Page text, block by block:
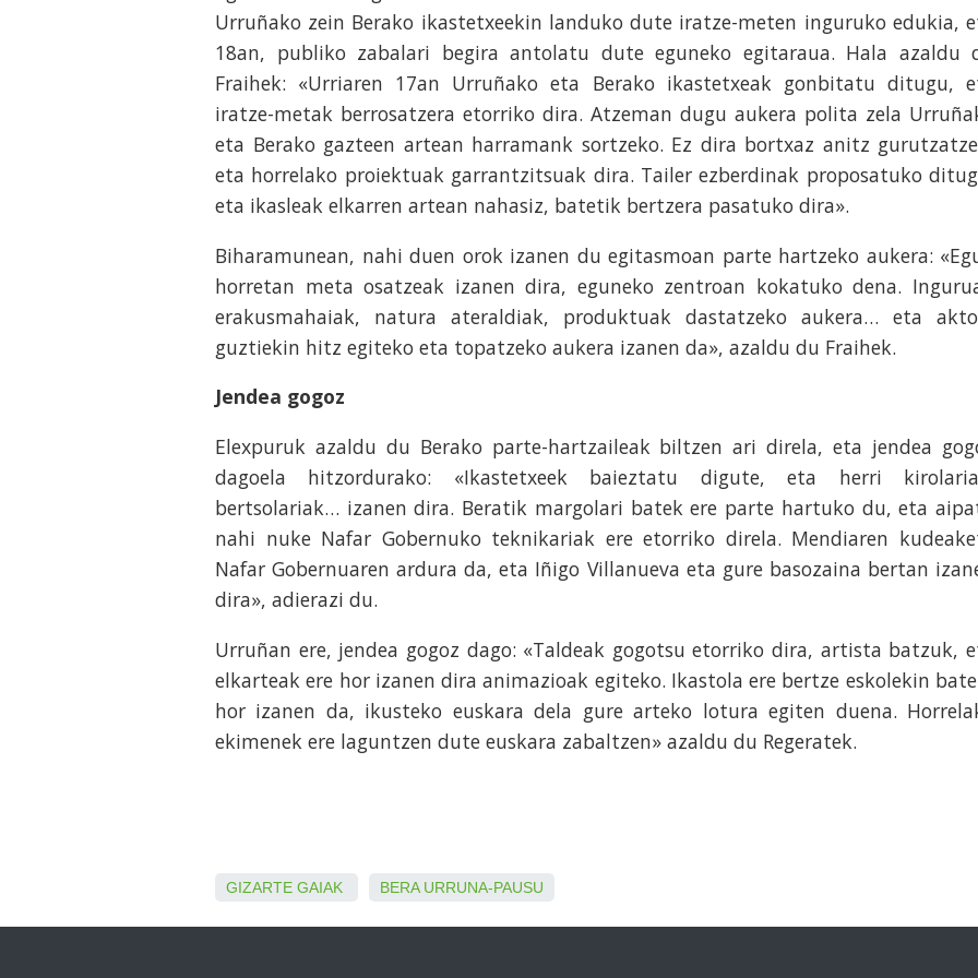
Urruñako zein Berako ikastetxeekin landuko dute iratze-meten inguruko edukia,
18an, publiko zabalari begira antolatu dute eguneko egitaraua. Hala azaldu
Fraihek: «Urriaren 17an Urruñako eta Berako ikastetxeak gonbitatu ditugu,
iratze-metak berrosatzera etorriko dira. Atzeman dugu aukera polita zela
eta Berako gazteen artean harramank sortzeko. Ez dira bortxaz anitz
eta horrelako proiektuak garrantzitsuak dira. Tailer ezberdinak proposatuko
eta ikasleak elkarren artean nahasiz, batetik bertzera pasatuko dira».
Biharamunean, nahi duen orok izanen du egitasmoan parte hartzeko aukera:
horretan meta osatzeak izanen dira, eguneko zentroan kokatuko dena.
erakusmahaiak, natura ateraldiak, produktuak dastatzeko aukera… eta
guztiekin hitz egiteko eta topatzeko aukera izanen da», azaldu du Fraihek.
Jendea gogoz
Elexpuruk azaldu du Berako parte-hartzaileak biltzen ari direla, eta jendea
dagoela hitzordurako: «Ikastetxeek baieztatu digute, eta herri
bertsolariak… izanen dira. Beratik margolari batek ere parte hartuko du, eta
nahi nuke Nafar Gobernuko teknikariak ere etorriko direla. Mendiaren
Nafar Gobernuaren ardura da, eta Iñigo Villanueva eta gure basozaina bertan
dira», adierazi du.
Urruñan ere, jendea gogoz dago: «Taldeak gogotsu etorriko dira, artista batzuk,
elkarteak ere hor izanen dira animazioak egiteko. Ikastola ere bertze eskolekin
hor izanen da, ikusteko euskara dela gure arteko lotura egiten duena.
ekimenek ere laguntzen dute euskara zabaltzen» azaldu du Regeratek.
GIZARTE GAIAK BERA URRUNA-PAUSU